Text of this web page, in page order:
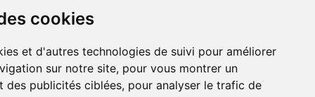
cookies
et d'autres technologies de suivi pour améliorer
sur notre site, pour vous montrer un
des publicités ciblées, pour analyser le trafic de